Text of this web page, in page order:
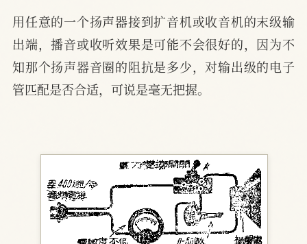
用任意的一个扬声器接到扩音机或收音机的末级输
出端，播音或收听效果是可能不会很好的，因为不
知那个扬声器音圈的阻抗是多少，对输出级的电子
管匹配是否合适，可说是毫无把握。